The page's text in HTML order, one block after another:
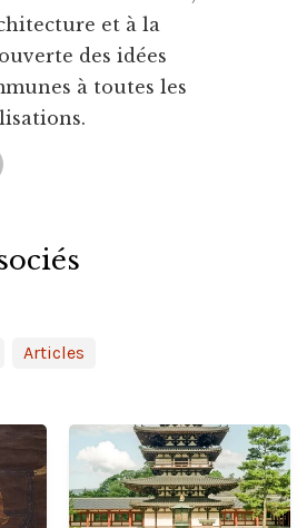
et à la
des idées
à toutes les
Articles